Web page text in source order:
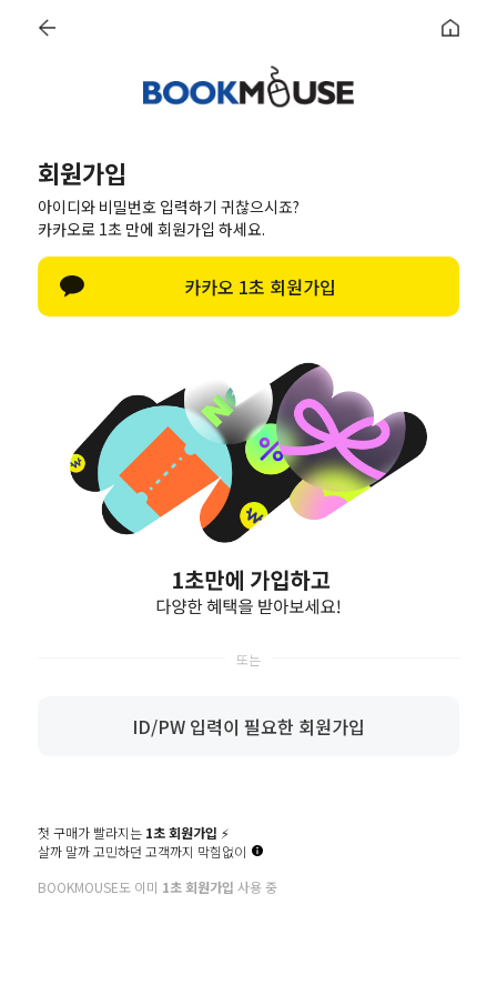
회원가입 마이페이지
페이스북으로 가입하기
네이버로 가입하기
회원 가입 유형 선택
목적에 맞는 유형을 선택해서 가입을 진행해주시기를 바랍니다.
유형에 따라 가입 절차 및 항목에 차이가 있을 수 있습니다.
기업 회원
회원가입
아이디와 비밀번호 입력하기 귀찮으시죠?
카카오로 1초 만에 회원가입 하세요.
카카오 1초 회원가입
ID/PW 입력이 필요한 회원가입
첫 구매가 빨라지는 1초 회원가입 ⚡️
살까 말까 고민하던 고객까지 막힘없이
BOOKMOUSE도 이미 1초 회원가입 사용 중